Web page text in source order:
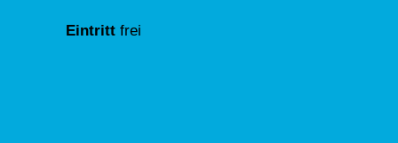
Eintritt frei